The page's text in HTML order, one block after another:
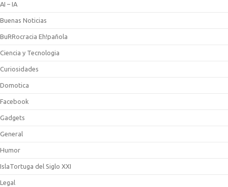
AI – IA
Buenas Noticias
BuRRocracia Eh!pañola
Ciencia y Tecnologia
Curiosidades
Domotica
Facebook
Gadgets
General
Humor
IslaTortuga del Siglo XXI
Legal